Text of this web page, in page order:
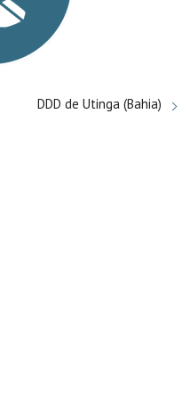
DDD de Utinga (Bahia)